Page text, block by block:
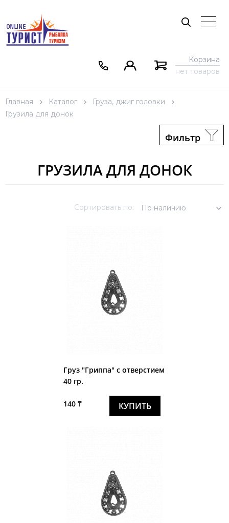
Корзина
нет товаров
Главная Каталог
Груза, джиг головки
Грузила для донок
Фильтр
ГРУЗИЛА ДЛЯ ДОНОК
Сортировать по: По наличию
Груз "Гриппа" с отверстием
40 гр.
140 ₸ КУПИТЬ